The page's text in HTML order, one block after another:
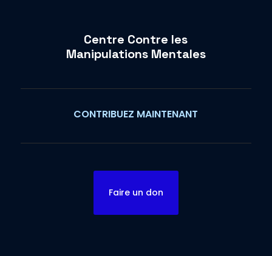
Centre Contre les
Manipulations Mentales
CONTRIBUEZ MAINTENANT
Faire un don